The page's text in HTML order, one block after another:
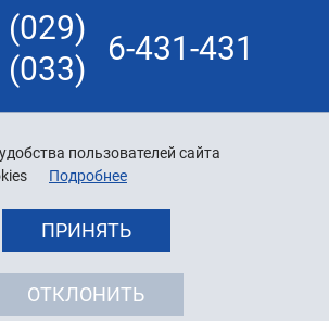
пользователей сайта
Подробнее
ПРИНЯТЬ
ОТКЛОНИТЬ
(029)
(033)
6-431-431